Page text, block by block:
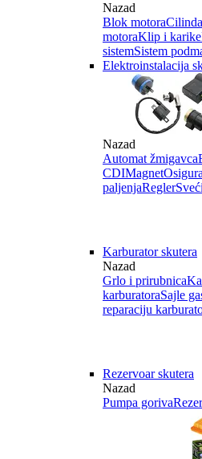
Nazad
Blok motora
motoraKlip i karike
sistemSistem
Elektroinstalacija
Nazad
Automat žmigavca
CDIMagnet
paljenjaRegler
Karburator skutera
Nazad
Grlo i prirubnica
karburatoraSajle
reparaciju
Rezervoar skutera
Nazad
Pumpa goriva